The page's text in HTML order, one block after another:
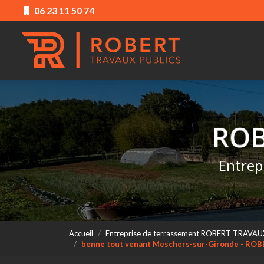
au
contenu
principal
06 23 11 50 74
Accueil
Entreprise de terrassement ROBERT
benne tout venant Meschers-sur-Gironde -